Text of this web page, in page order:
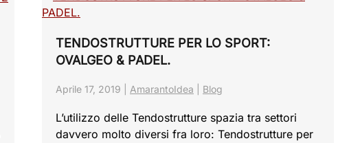
TENDOSTRUTTURE PER LO SPORT:
OVALGEO & PADEL.
Aprile 17, 2019 AmarantoIdea Blog
L’utilizzo delle Tendostrutture spazia tra settori
davvero molto diversi fra loro: Tendostrutture per